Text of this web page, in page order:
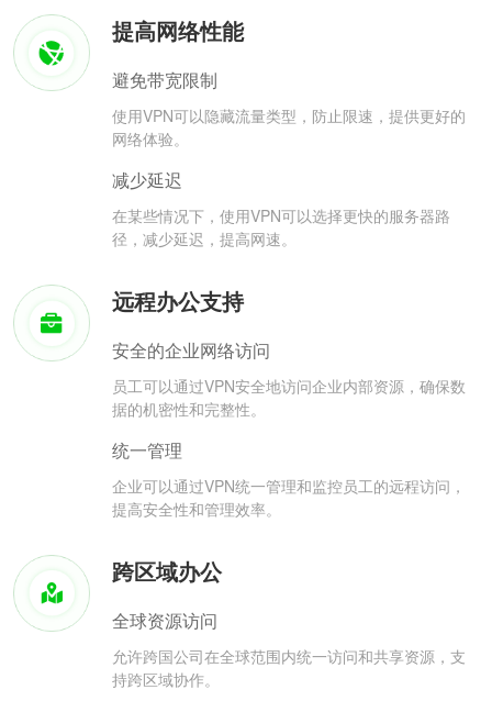
提高网络性能
避免带宽限制
使用VPN可以隐藏流量类型，防止限速，提供更好的
网络体验。
减少延迟
在某些情况下，使用VPN可以选择更快的服务器路
径，减少延迟，提高网速。
远程办公支持
安全的企业网络访问
员工可以通过VPN安全地访问企业内部资源，确保数
据的机密性和完整性。
统一管理
企业可以通过VPN统一管理和监控员工的远程访问，
提高安全性和管理效率。
跨区域办公
全球资源访问
允许跨国公司在全球范围内统一访问和共享资源，支
持跨区域协作。